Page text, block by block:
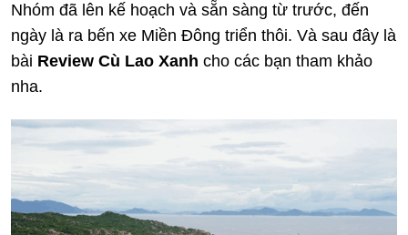
Nhóm đã lên kế hoạch và sẵn sàng từ trước, đến
ngày là ra bến xe Miền Đông triển thôi. Và sau đây là
bài Review Cù Lao Xanh cho các bạn tham khảo
nha.